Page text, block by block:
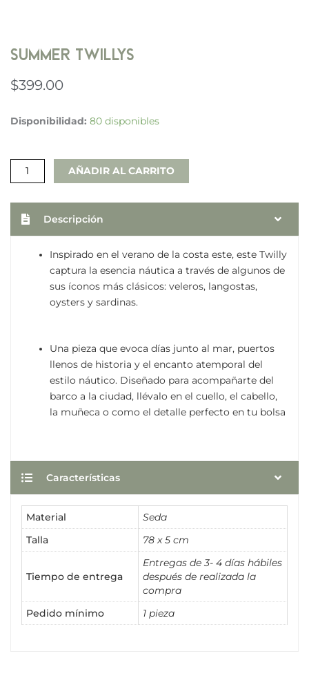
Summer Twillys
$399.00
Disponibilidad: 80 disponibles
Summer
AÑADIR AL CARRITO
Descripción
Inspirado en el verano de la costa este, este Twilly
captura la esencia náutica a través de algunos de
sus íconos más clásicos: veleros, langostas,
oysters y sardinas.
Una pieza que evoca días junto al mar, puertos
llenos de historia y el encanto atemporal del
estilo náutico. Diseñado para acompañarte del
barco a la ciudad, llévalo en el cuello, el cabello,
la muñeca o como el detalle perfecto en tu bolsa
Características
Material Seda
Talla 78 x 5 cm
Tiempo de entrega
Entregas de 3- 4 días hábiles
después de realizada la
compra
Pedido mínimo 1 pieza